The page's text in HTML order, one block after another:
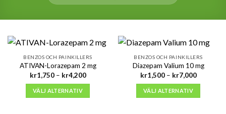
BENZOS OCH PAINKILLERS
ATIVAN-Lorazepam 2 mg
kr1,750 – kr4,200Prisintervall:
VÄLJ ALTERNATIV
BENZOS OCH PAINKILLERS
Diazepam Valium 10 mg
kr1,500 – kr7,000
VÄLJ ALTERNATIV